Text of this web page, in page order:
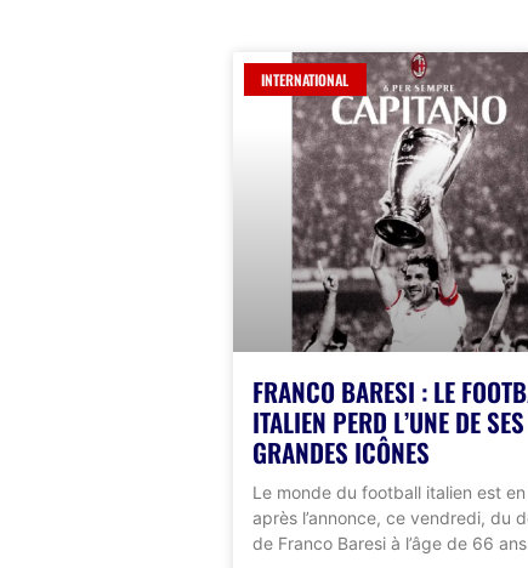
INTERNATIONAL
FRANCO BARESI : LE
ITALIEN PERD L’UNE DE
GRANDES ICÔNES
Le monde du football italien est
après l’annonce, ce vendredi, du
de Franco Baresi à l’âge de 66